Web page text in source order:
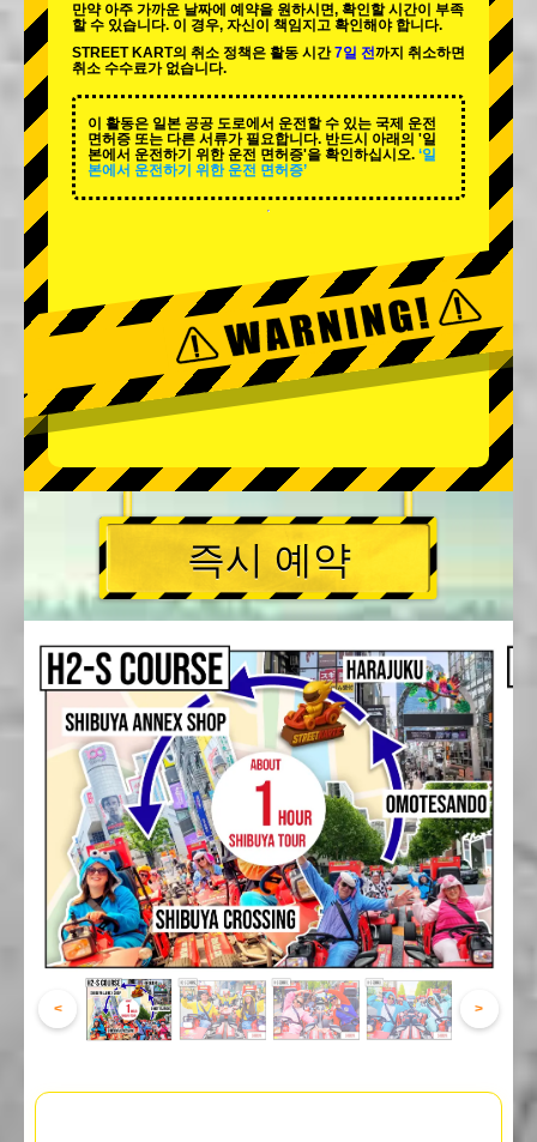
만약 아주 가까운 날짜에 예약을 원하시면, 확인할 시간이 부족
할 수 있습니다. 이 경우, 자신이 책임지고 확인해야 합니다.
STREET KART의 취소 정책은 활동 시간7일 전까지 취소하면
취소 수수료가 없습니다.
이 활동은 일본 공공 도로에서 운전할 수 있는 국제 운전
면허증 또는 다른 서류가 필요합니다. 반드시 아래의 '일
본에서 운전하기 위한 운전 면허증'을 확인하십시오. ‘일
본에서 운전하기 위한 운전 면허증’
즉시 예약
< >